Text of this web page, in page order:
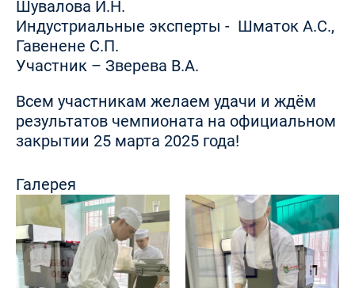
Шувалова И.Н.
Индустриальные эксперты - Шматок А.С.,
Гавенене С.П.
Участник – Зверева В.А.
Всем участникам желаем удачи и ждём
результатов чемпионата на официальном
закрытии 25 марта 2025 года!
Галерея